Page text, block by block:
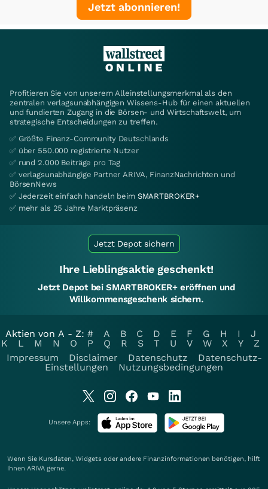
Jetzt abonnieren!
Profitieren Sie von unserem Alleinstellungsmerkmal als den
zentralen verlagsunabhängigen Wissens-Hub für einen aktuellen
und fundierten Zugang in die Börsen- und Wirtschaftswelt, um
strategische Entscheidungen zu treffen.
✅ Größte Finanz-Community Deutschlands
✅ über 550.000 registrierte Nutzer
✅ rund 2.000 Beiträge pro Tag
✅ verlagsunabhängige Partner ARIVA, FinanzNachrichten und
BörsenNews
✅ Jederzeit einfach handeln beim SMARTBROKER+
✅ mehr als 25 Jahre Marktpräsenz
Jetzt Depot sichern
Ihre Lieblingsaktie geschenkt!
Jetzt Depot bei SMARTBROKER+ eröffnen und
Willkommensgeschenk sichern.
Aktien von A - Z: # A B C D E F G H I
J
K
L M N O P Q R S T U V W X Y
Z
Impressum
Disclaimer Datenschutz
Datenschutz-
Einstellungen
Nutzungsbedingungen
Unsere Apps:
Wenn Sie Kursdaten, Widgets oder andere Finanzinformationen benötigen, hilft
Ihnen ARIVA gerne.